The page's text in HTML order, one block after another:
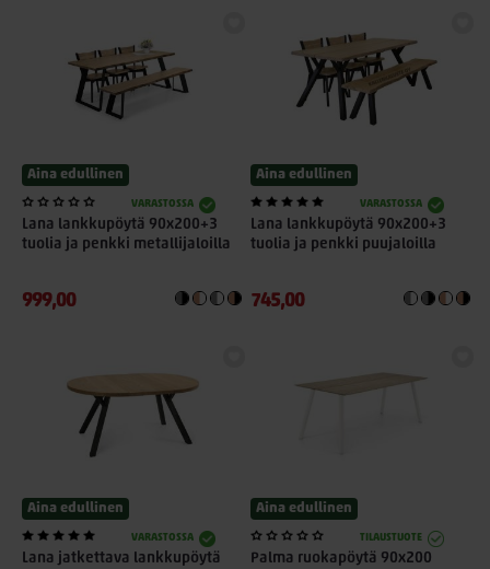
Aina edullinen
VARASTOSSA
Lana lankkupöytä 90x200+3
tuolia ja penkki metallijaloilla
999,00
Aina edullinen
VARASTOSSA
Lana lankkupöytä 90x200+3
tuolia ja penkki puujaloilla
745,00
Aina edullinen
VARASTOSSA
Lana jatkettava lankkupöytä
Aina edullinen
TILAUSTUOTE
Palma ruokapöytä 90x200